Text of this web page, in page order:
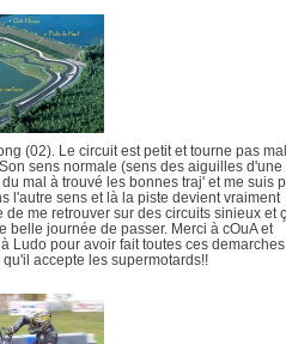
(02). Le circuit est petit et tourne pas
sens normale (sens des aiguilles d'une
mal à trouvé les bonnes traj' et me suis
l'autre sens et là la piste devient vraiment
me retrouver sur des circuits sinieux et
belle journée de passer. Merci à cOuA et
Ludo pour avoir fait toutes ces demarches
accepte les supermotards!!